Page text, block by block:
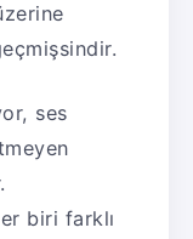
ses
biri farklı